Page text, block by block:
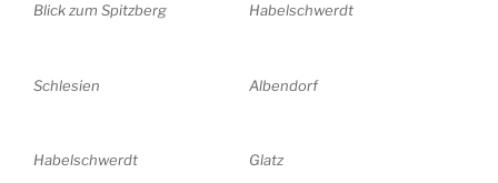
Blick zum Spitzberg Habelschwerdt
Schlesien Albendorf
Habelschwerdt Glatz